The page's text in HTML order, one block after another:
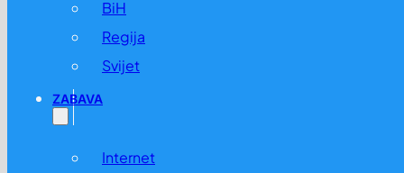
BiH
Regija
Svijet
ZABAVA
Internet